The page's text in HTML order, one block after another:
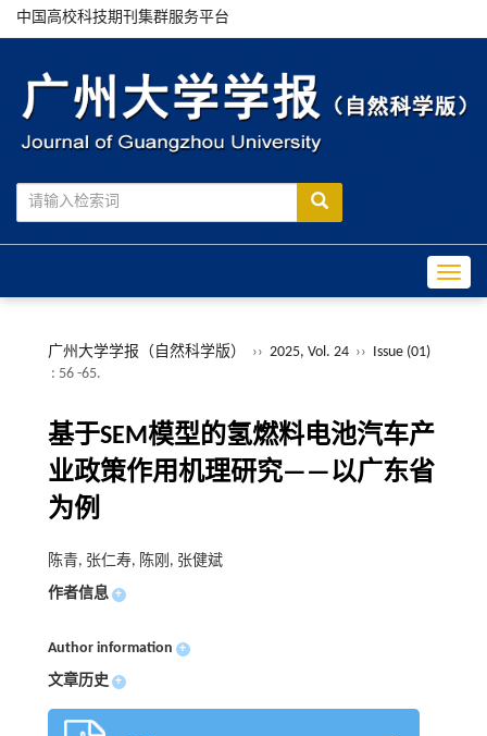
中国高校科技期刊集群服务平台
广州大学学报（自然科学版） ›› 2025, Vol. 24 ››
Issue (01)
: 56 -65.
基于SEM模型的氢燃料电池汽车产
业政策作用机理研究——以广东省
为例
陈青, 张仁寿, 陈刚, 张健斌
作者信息 +
Author information +
文章历史 +